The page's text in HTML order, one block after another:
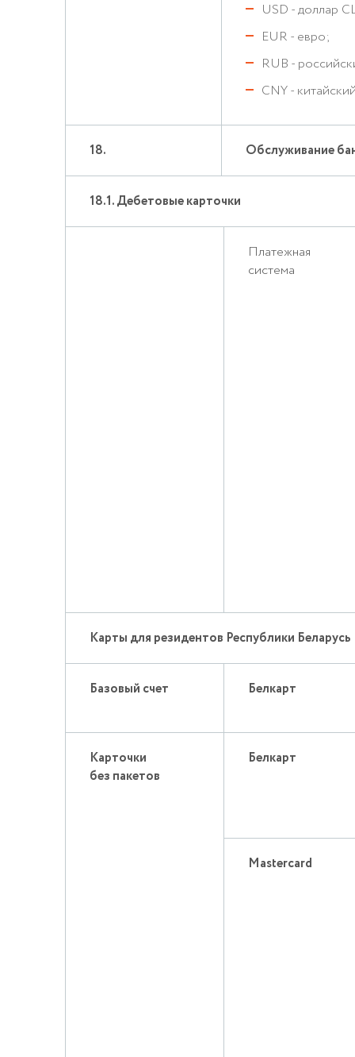
USD - доллар
EUR - евро;
RUB -
CNY -
18. Обслуживание
18.1. Дебетовые карточки
Платежная
система
Карты для резидентов Республики Беларусь
Базовый счет Белкарт
Карточки
без пакетов
Белкарт
Mastercard